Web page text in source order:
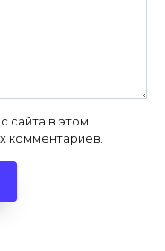
сайта в этом
комментариев.